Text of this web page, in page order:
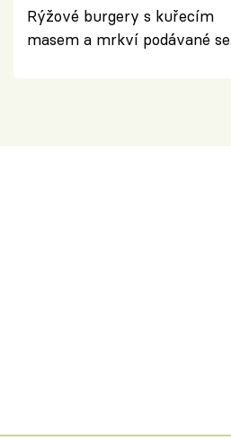
Rýžové burgery s kuřecím
masem a mrkví podávané se